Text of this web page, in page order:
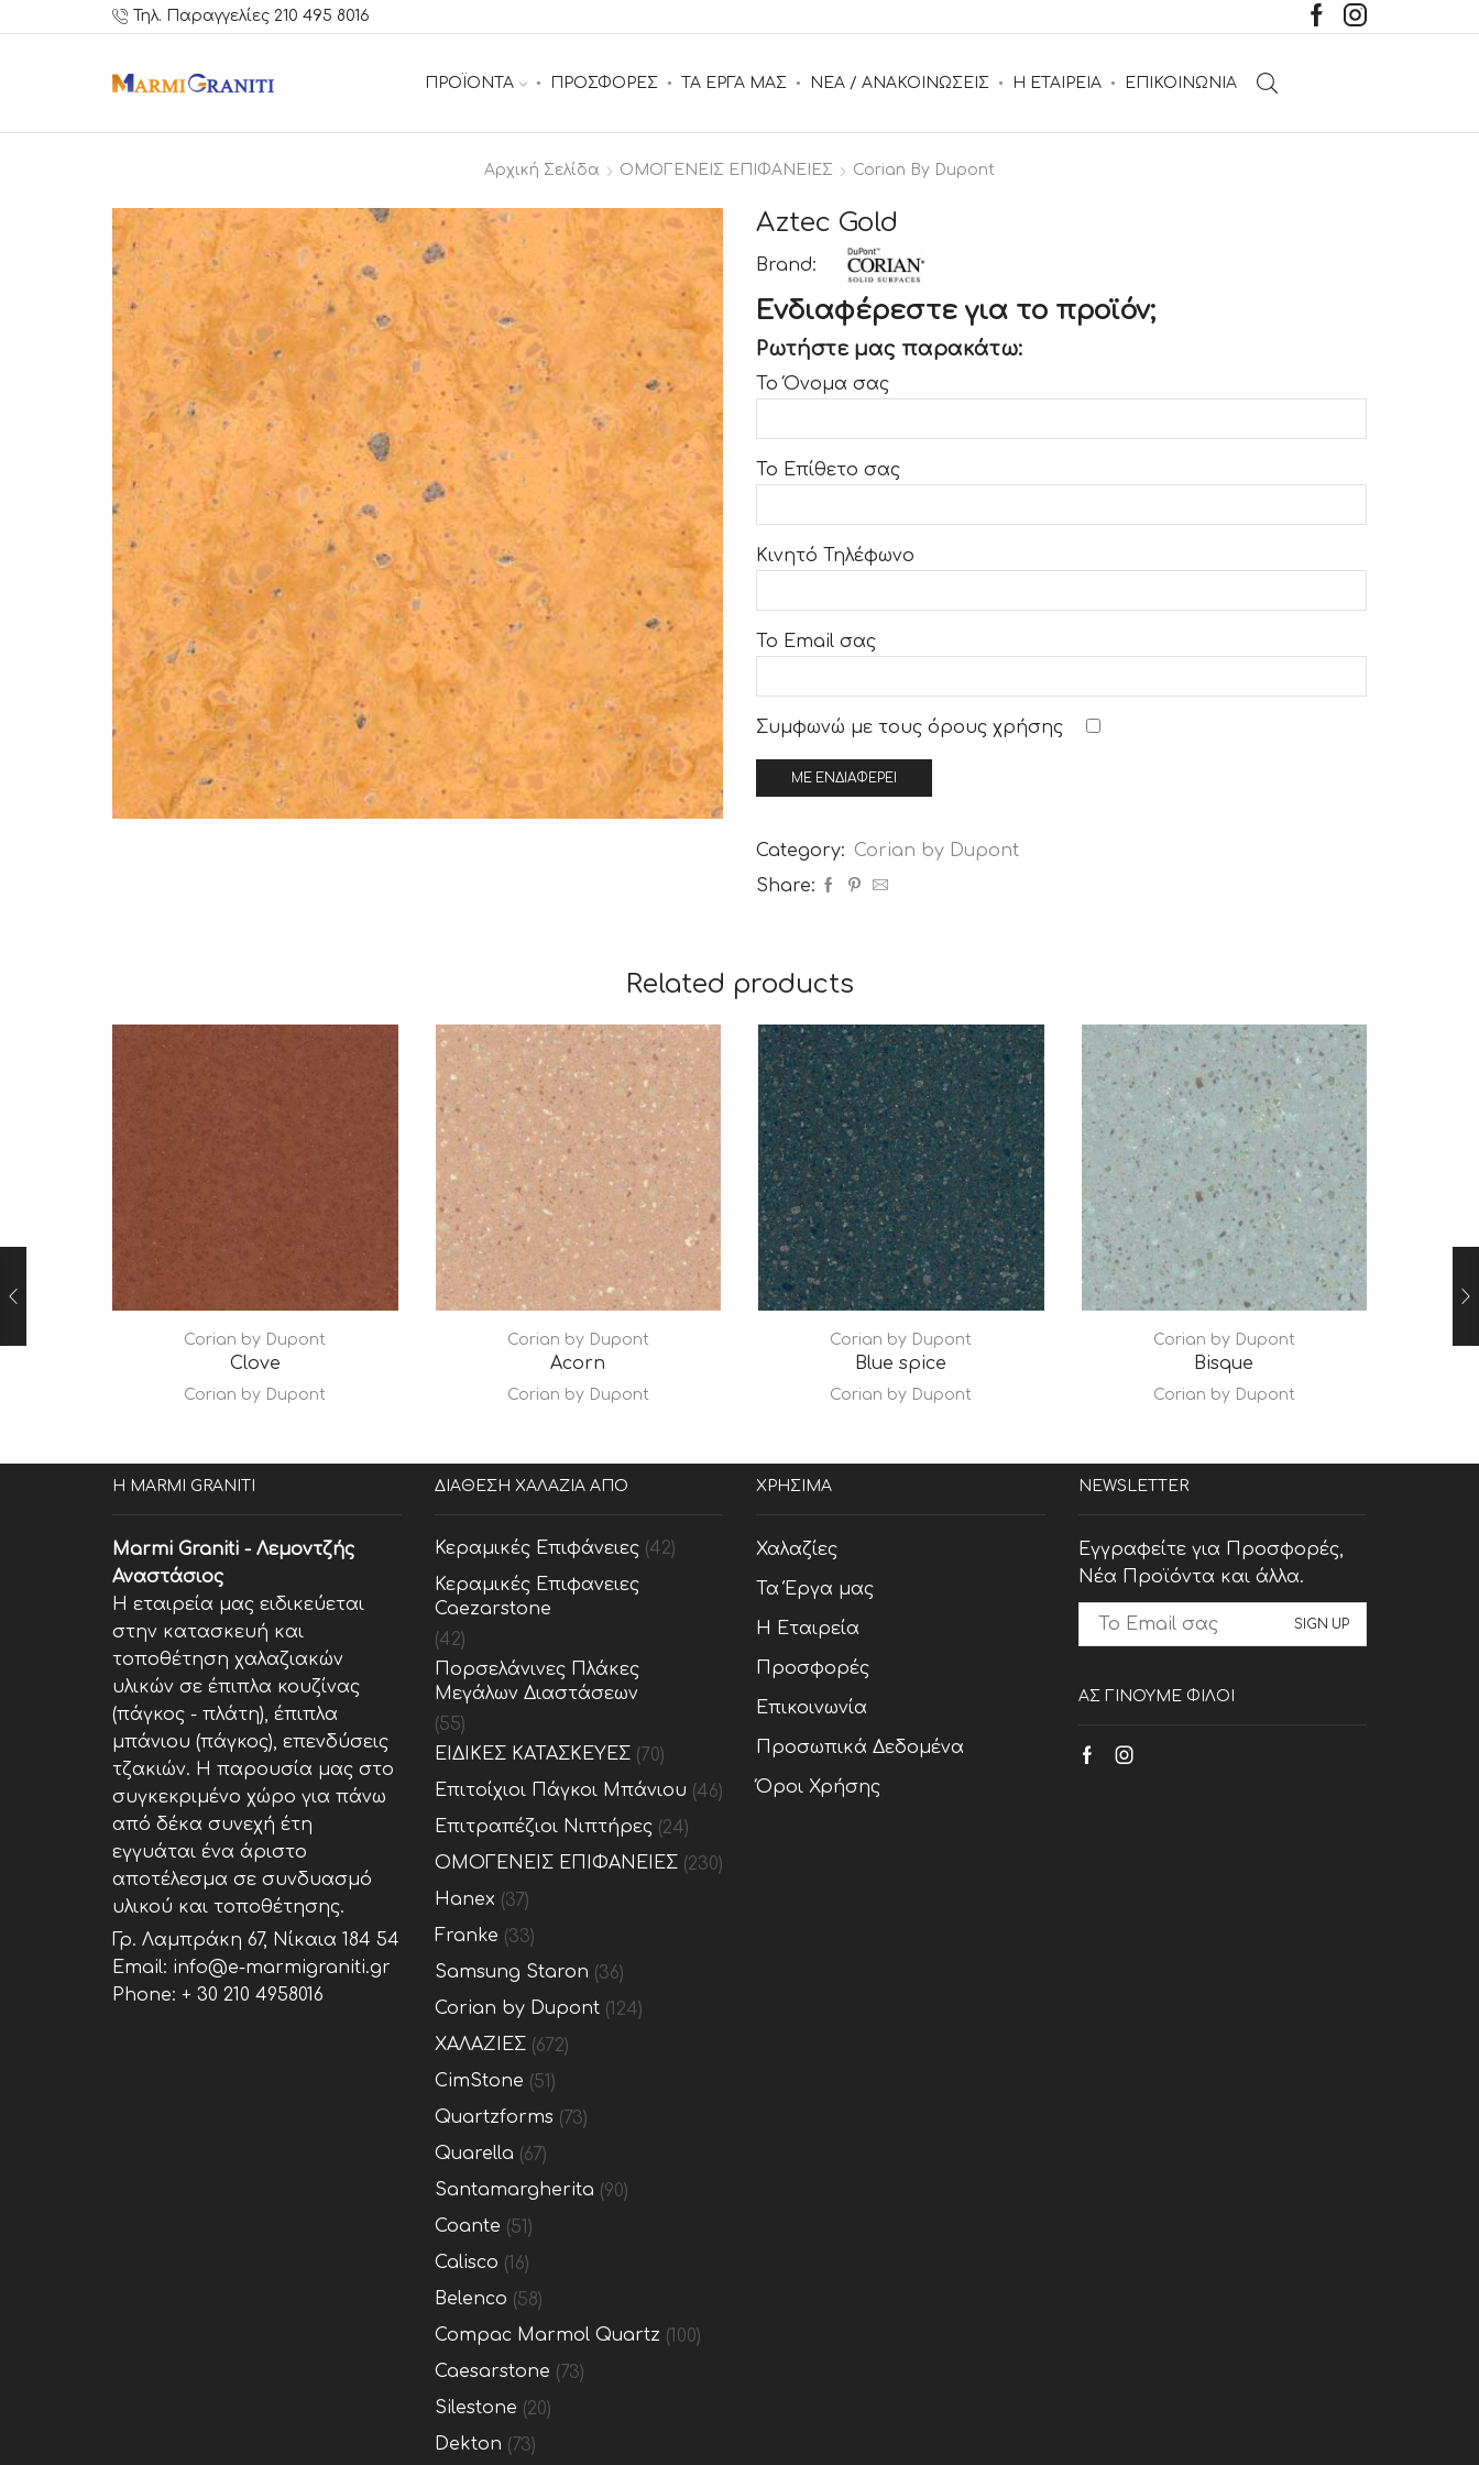
Τηλ. Παραγγελίες 210 495 8016
ΠΡΟΪΟΝΤΑ ΠΡΟΣΦΟΡΕΣ ΤΑ ΕΡΓΑ ΜΑΣ ΝΕΑ / ΑΝΑΚΟΙΝΩΣΕΙΣ Η ΕΤΑΙΡΕΙΑ ΕΠΙΚΟΙΝΩΝΙΑ
Αρχική Σελίδα ΟΜΟΓΕΝΕΙΣ ΕΠΙΦΑΝΕΙΕΣ Corian By Dupont
Aztec Gold
Brand:
Ενδιαφέρεστε για το προϊόν;
Ρωτήστε μας παρακάτω:
Το Όνομα σας
Το Επίθετο σας
Κινητό Τηλέφωνο
Το Email σας
Συμφωνώ με τους όρους χρήσης
Category: Corian by Dupont
Share:
Related products
Corian by Dupont
Clove
Corian by Dupont
Corian by Dupont
Acorn
Corian by Dupont
Corian by Dupont
Blue spice
Corian by Dupont
Corian by Dupont
Bisque
Corian by Dupont
Η MARMI GRANITI
Marmi Graniti - Λεμοντζής
Αναστάσιος
Η εταιρεία μας ειδικεύεται
στην κατασκευή και
τοποθέτηση χαλαζιακών
υλικών σε έπιπλα κουζίνας
(πάγκος - πλάτη), έπιπλα
μπάνιου (πάγκος), επενδύσεις
τζακιών. Η παρουσία μας στο
συγκεκριμένο χώρο για πάνω
από δέκα συνεχή έτη
εγγυάται ένα άριστο
αποτέλεσμα σε συνδυασμό
υλικού και τοποθέτησης.
Γρ. Λαμπράκη 67, Νίκαια 184 54
Email: info@e-marmigraniti.gr
Phone: + 30 210 4958016
ΔΙΑΘΕΣΗ ΧΑΛΑΖΙΑ ΑΠΟ
Κεραμικές Επιφάνειες (42)
Κεραμικές Επιφανειες
Caezarstone
(42)
Πορσελάνινες Πλάκες
Μεγάλων Διαστάσεων
(55)
ΕΙΔΙΚΕΣ ΚΑΤΑΣΚΕΥΕΣ (70)
Επιτοίχιοι Πάγκοι Μπάνιου (46)
Επιτραπέζιοι Νιπτήρες (24)
ΟΜΟΓΕΝΕΙΣ ΕΠΙΦΑΝΕΙΕΣ (230)
Hanex (37)
Franke (33)
Samsung Staron (36)
Corian by Dupont (124)
ΧΑΛΑΖΙΕΣ (672)
CimStone (51)
Quartzforms (73)
Quarella (67)
Santamargherita (90)
Coante (51)
Calisco (16)
Belenco (58)
Compac Marmol Quartz (100)
Caesarstone (73)
Silestone (20)
Dekton (73)
ΧΡΗΣΙΜΑ
Χαλαζίες
Τα Έργα μας
Η Εταιρεία
Προσφορές
Επικοινωνία
Προσωπικά Δεδομένα
Όροι Χρήσης
NEWSLETTER
Εγγραφείτε για Προσφορές,
Νέα Προϊόντα και άλλα.
ΑΣ ΓΙΝΟΥΜΕ ΦΙΛΟΙ
Facebook
Instagram